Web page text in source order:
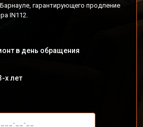
гарантирующего продление
IN112.
в день обращения
х лет